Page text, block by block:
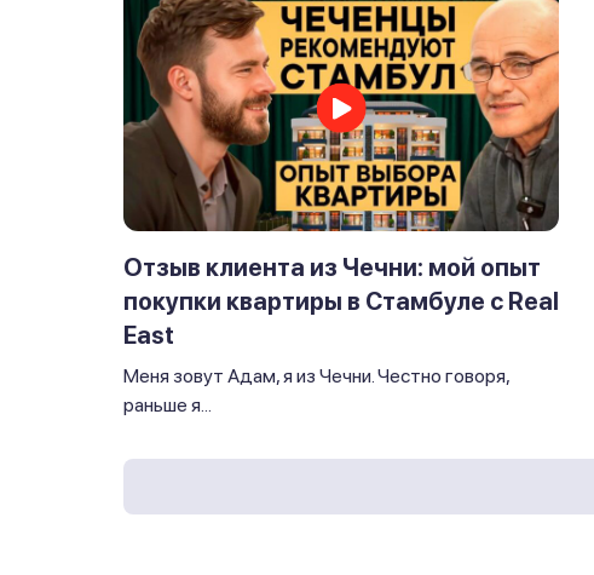
Отзыв клиента из Чечни: мой опыт
покупки квартиры в Стамбуле с Real
East
Меня зовут Адам, я из Чечни. Честно говоря,
раньше я...